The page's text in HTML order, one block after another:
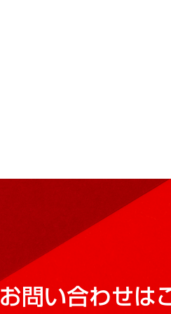
お問い合わせは